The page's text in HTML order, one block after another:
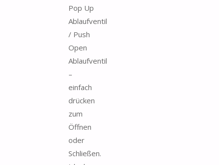
Pop Up
Ablaufventil
/ Push
Open
Ablaufventil
–
einfach
drücken
zum
Öffnen
oder
Schließen.